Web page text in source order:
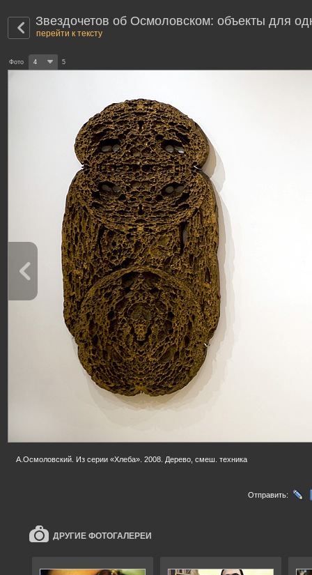
Звездочетов об Осмоловском: объекты для
перейти к тексту
Фото 4 5
А.Осмоловский. Из серии «Хлеба». 2008. Дерево, смеш. техника
Отправить:
ДРУГИЕ ФОТОГАЛЕРЕИ